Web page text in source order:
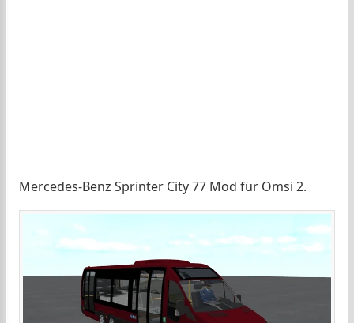
Mercedes-Benz Sprinter City 77 Mod für Omsi 2.